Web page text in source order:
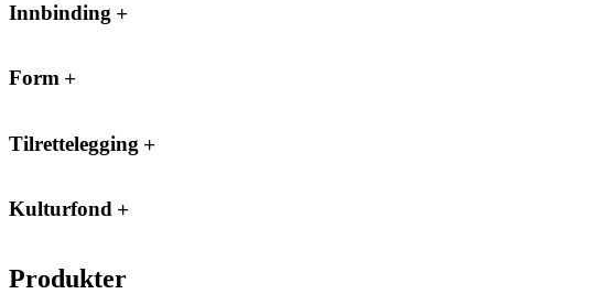
Innbinding
Form
Tilrettelegging
Kulturfond
Produkter